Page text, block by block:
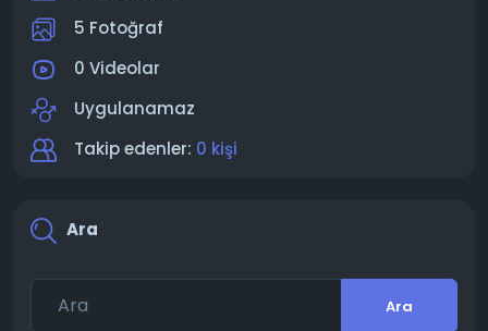
5 Fotoğraf
0 Videolar
Uygulanamaz
Takip edenler: 0 kişi
Ara
Ara